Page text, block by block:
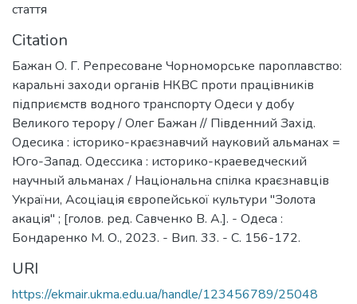
стаття
Citation
Бажан О. Г. Репресоване Чорноморське пароплавство:
каральні заходи органів НКВС проти працівників
підприємств водного транспорту Одеси у добу
Великого терору / Олег Бажан // Південний Захід.
Одесика : історико-краєзнавчий науковий альманах =
Юго-Запад. Одессика : историко-краеведческий
научный альманах / Національна спілка краєзнавців
України, Асоціація європейської культури "Золота
акація" ; [голов. ред. Савченко В. А.]. - Одеса :
Бондаренко М. О., 2023. - Вип. 33. - С. 156-172.
URI
https://ekmair.ukma.edu.ua/handle/123456789/25048